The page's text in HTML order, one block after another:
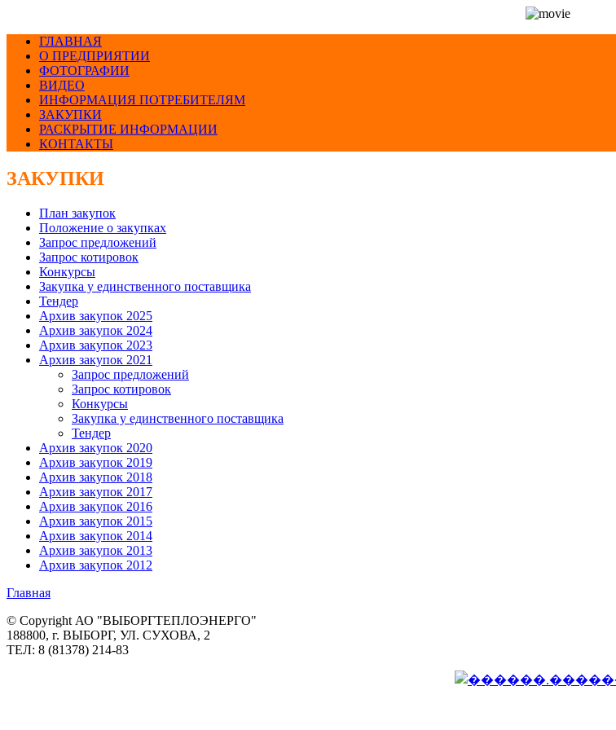
ГЛАВНАЯ
О ПРЕДПРИЯТИИ
ФОТОГРАФИИ
ВИДЕО
ИНФОРМАЦИЯ ПОТРЕБИТЕЛЯМ
ЗАКУПКИ
РАСКРЫТИЕ ИНФОРМАЦИИ
КОНТАКТЫ
ЗАКУПКИ
План закупок
Положение о закупках
Запрос предложений
Запрос котировок
Конкурсы
Закупка у единственного поставщика
Тендер
Архив закупок 2025
Архив закупок 2024
Архив закупок 2023
Архив закупок 2021
Запрос предложений
Запрос котировок
Конкурсы
Закупка у единственного поставщика
Тендер
Архив закупок 2020
Архив закупок 2019
Архив закупок 2018
Архив закупок 2017
Архив закупок 2016
Архив закупок 2015
Архив закупок 2014
Архив закупок 2013
Архив закупок 2012
Главная
© Copyright АО "ВЫБОРГТЕПЛОЭНЕРГО"
188800, г. ВЫБОРГ, УЛ. СУХОВА, 2
ТЕЛ: 8 (81378) 214-83